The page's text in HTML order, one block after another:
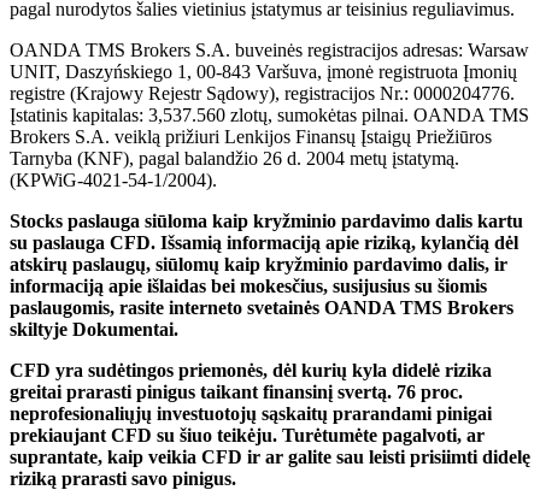
pagal nurodytos šalies vietinius įstatymus ar teisinius reguliavimus.
OANDA TMS Brokers S.A. buveinės registracijos adresas: Warsaw
UNIT, Daszyńskiego 1, 00-843 Varšuva, įmonė registruota Įmonių
registre (Krajowy Rejestr Sądowy), registracijos Nr.: 0000204776.
Įstatinis kapitalas: 3,537.560 zlotų, sumokėtas pilnai. OANDA TMS
Brokers S.A. veiklą prižiuri Lenkijos Finansų Įstaigų Priežiūros
Tarnyba (KNF), pagal balandžio 26 d. 2004 metų įstatymą.
(KPWiG-4021-54-1/2004).
Stocks paslauga siūloma kaip kryžminio pardavimo dalis kartu
su paslauga CFD. Išsamią informaciją apie riziką, kylančią dėl
atskirų paslaugų, siūlomų kaip kryžminio pardavimo dalis, ir
informaciją apie išlaidas bei mokesčius, susijusius su šiomis
paslaugomis, rasite interneto svetainės OANDA TMS Brokers
skiltyje Dokumentai.
CFD yra sudėtingos priemonės, dėl kurių kyla didelė rizika
greitai prarasti pinigus taikant finansinį svertą. 76 proc.
neprofesionaliųjų investuotojų sąskaitų prarandami pinigai
prekiaujant CFD su šiuo teikėju. Turėtumėte pagalvoti, ar
suprantate, kaip veikia CFD ir ar galite sau leisti prisiimti didelę
riziką prarasti savo pinigus.